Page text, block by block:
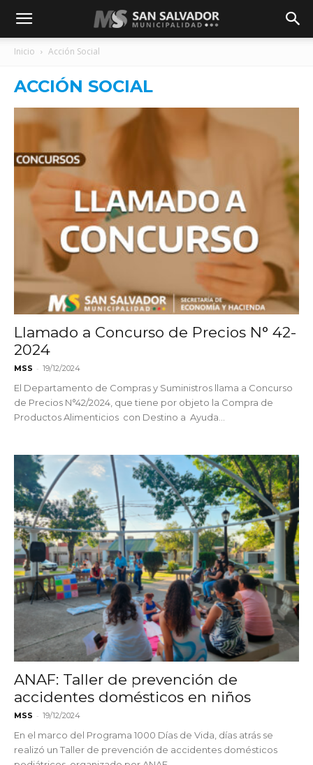
Inicio Acción Social
ACCIÓN SOCIAL
Llamado a Concurso de Precios N° 42-
2024
MSS - 19/12/2024
El Departamento de Compras y Suministros llama a Concurso
de Precios N°42/2024, que tiene por objeto la Compra de
Productos Alimenticios con Destino a Ayuda...
ANAF: Taller de prevención de
accidentes domésticos en niños
MSS - 19/12/2024
En el marco del Programa 1000 Días de Vida, días atrás se
realizó un Taller de prevención de accidentes domésticos